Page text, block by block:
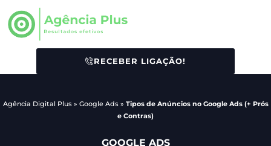
RECEBER LIGAÇÃO!
Agência Digital Plus» Google Ads» Tipos de Anúncios no Google Ads (+ Prós
e Contras)
GOOGLE ADS